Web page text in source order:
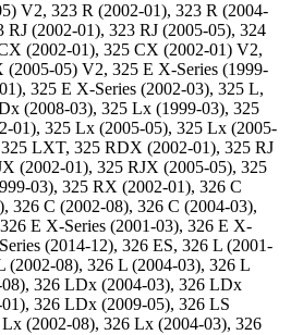
V2, 323 R (2002-01), 323 R (2004-
(2002-01), 323 RJ (2005-05), 324
(2002-01), 325 CX (2002-01) V2,
05) V2, 325 E X-Series (1999-
325 E X-Series (2002-03), 325 L,
(2008-03), 325 Lx (1999-03), 325
01), 325 Lx (2005-05), 325 Lx (2005-
LXT, 325 RDX (2002-01), 325 RJ
(2002-01), 325 RJX (2005-05), 325
03), 325 RX (2002-01), 326 C
326 C (2002-08), 326 C (2004-03),
E X-Series (2001-03), 326 E X-
(2014-12), 326 ES, 326 L (2001-
(2002-08), 326 L (2004-03), 326 L
326 LDx (2004-03), 326 LDx
326 LDx (2009-05), 326 LS
(2002-08), 326 Lx (2004-03), 326